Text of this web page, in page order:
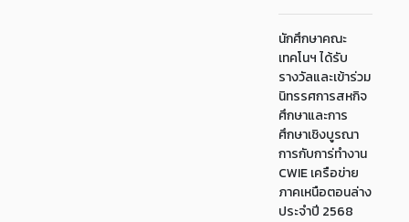
นักศึกษาคณะ
เทคโนฯ ได้รับ
รางวัลและเข้าร่วม
นิทรรศการสหกิจ
ศึกษาและการ
ศึกษาเชิงบูรณา
การกับการ่ทำงาน
CWIE เครือข่าย
ภาคเหนือตอนล่าง
ประจำปี 2568